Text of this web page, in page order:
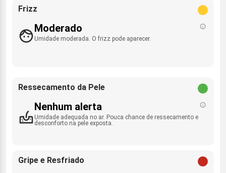
Frizz
Moderado
Umidade moderada. O frizz pode aparecer.
Ressecamento da Pele
Nenhum alerta
Umidade adequada no ar. Pouca chance de ressecamento e
desconforto na pele exposta.
Gripe e Resfriado